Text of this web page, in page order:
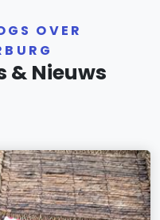
OVER
& Nieuws